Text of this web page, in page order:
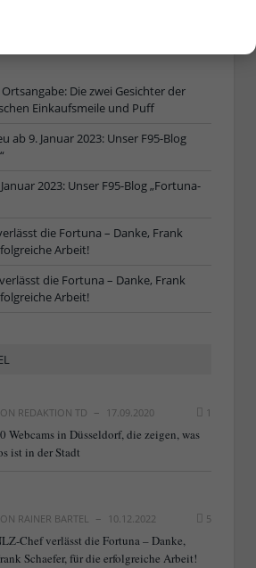
Ortsangabe: Die zwei Gesichter der
Einkaufsmeile und Puff
ab 9. Januar 2023: Unser F95-Blog
2023: Unser F95-Blog „Fortuna-
die Fortuna – Danke, Frank
Arbeit!
die Fortuna – Danke, Frank
Arbeit!
REDAKTION TD 17.09.2020 1
Webcams in Düsseldorf, die zeigen, was
ist in der Stadt
RAINER BARTEL 10.12.2022 5
Chef verlässt die Fortuna – Danke,
Schaefer, für die erfolgreiche Arbeit!